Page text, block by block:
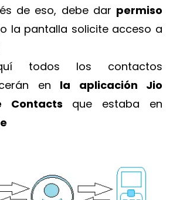
de eso, debe dar permiso
la pantalla solicite acceso a
todos los contactos
en la aplicación Jio
Contacts que estaba en